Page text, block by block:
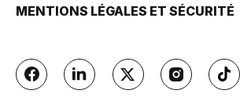
MENTIONS LÉGALES ET SÉCURITÉ